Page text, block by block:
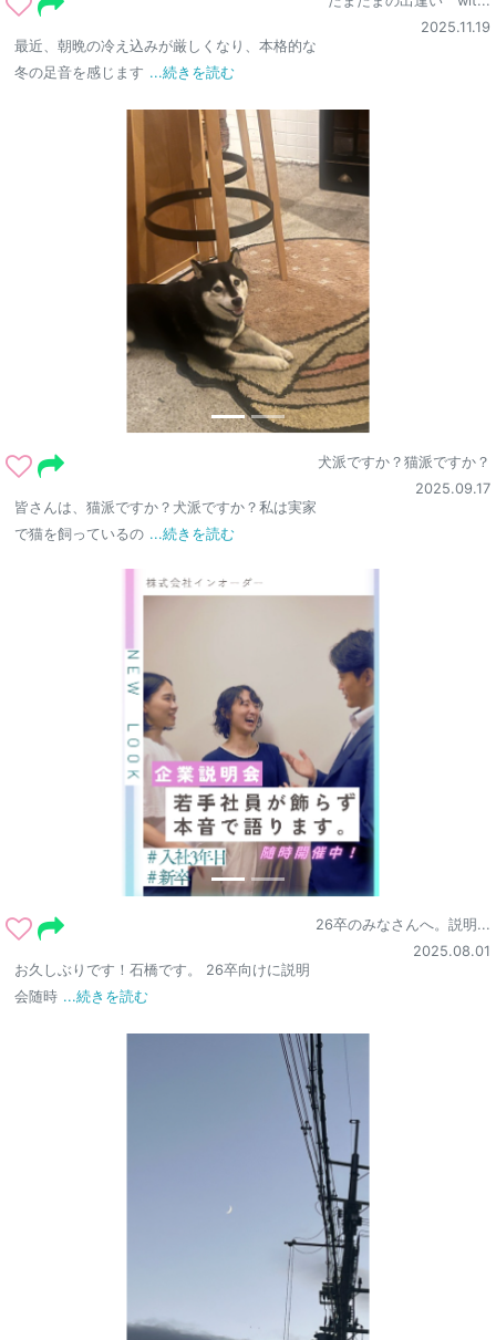
2025.11.19
最近、朝晩の冷え込みが厳しくなり、本格的な
冬の足音を感じます ...続きを読む
犬派ですか？猫派ですか？
2025.09.17
皆さんは、猫派ですか？犬派ですか？私は実家
で猫を飼っているの ...続きを読む
26卒のみなさんへ。説明...
2025.08.01
お久しぶりです！石橋です。 26卒向けに説明
会随時 ...続きを読む